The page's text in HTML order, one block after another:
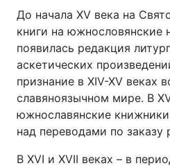
До начала XV века на
книги на южнословянские
появилась редакция
аскетических
признание в XIV-XV веках
славяноязычном мире. В
южнославянские
над переводами по заказу
В XVI и XVII веках – в